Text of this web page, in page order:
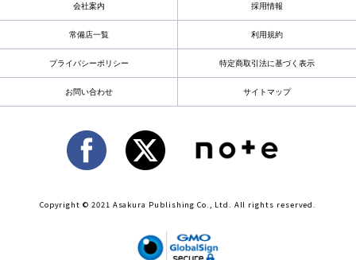
会社案内 採用情報
常備店一覧 利用規約
プライバシーポリシー 特定商取引法に基づく表示
お問い合わせ サイトマップ
Copyright © 2021 Asakura Publishing Co., Ltd. All rights reserved.